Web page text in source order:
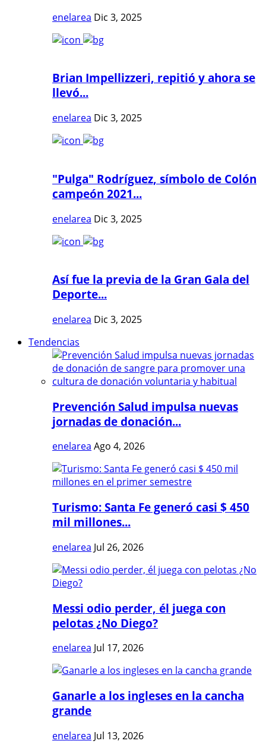
enelarea Dic 3, 2025
Brian Impellizzeri, repitió y ahora se
llevó...
enelarea Dic 3, 2025
"Pulga" Rodríguez, símbolo de Colón
campeón 2021...
enelarea Dic 3, 2025
Así fue la previa de la Gran Gala del
Deporte...
enelarea Dic 3, 2025
Tendencias
Prevención Salud impulsa nuevas
jornadas de donación...
enelarea Ago 4, 2026
Turismo: Santa Fe generó casi $ 450
mil millones...
enelarea Jul 26, 2026
Messi odio perder, él juega con
pelotas ¿No Diego?
enelarea Jul 17, 2026
Ganarle a los ingleses en la cancha
grande
enelarea Jul 13, 2026